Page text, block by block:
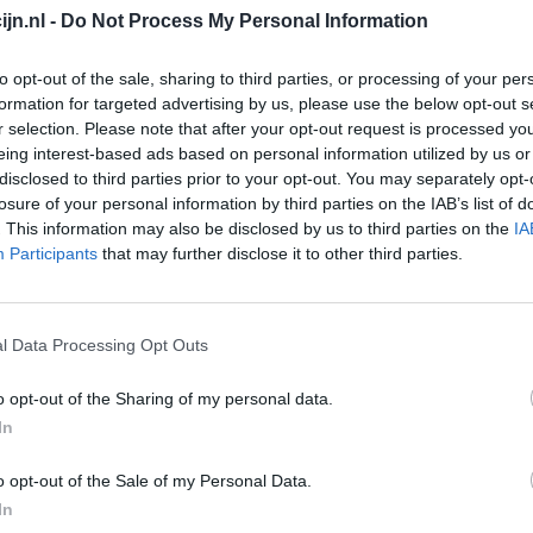
- Do Not Process My Personal Information
opt-out of the sale, sharing to third parties, or processing of your
for targeted advertising by us, please use the below opt-out
selection. Please note that after your opt-out request is processed
interest-based ads based on personal information utilized by us
to third parties prior to your opt-out. You may separately
of your personal information by third parties on the IAB’s list of
This information may also be disclosed by us to third parties on the
Participants that may further disclose it to other third parties.
Data Processing Opt Outs
opt-out of the Sharing of my personal data.
opt-out of the Sale of my Personal Data.
Depressie - antidepressiva overig
Pijn - morfine-achtigen
Schildklier - hypothyroidie (traagwerkend)
Maagzuur - protonpompremmers
Bloeddruk - betablokkers
Epilepsie
Depressie - antidepressiva overig
Depressie - antidepressiva TCA
Depressie - antidepressiva overig
Anticonceptie - eenfase
Depressie - antidepressiva SSRI
Psychose / schizofrenie - antipsychotica